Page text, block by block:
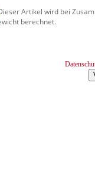
Artikel wird bei
berechnet.